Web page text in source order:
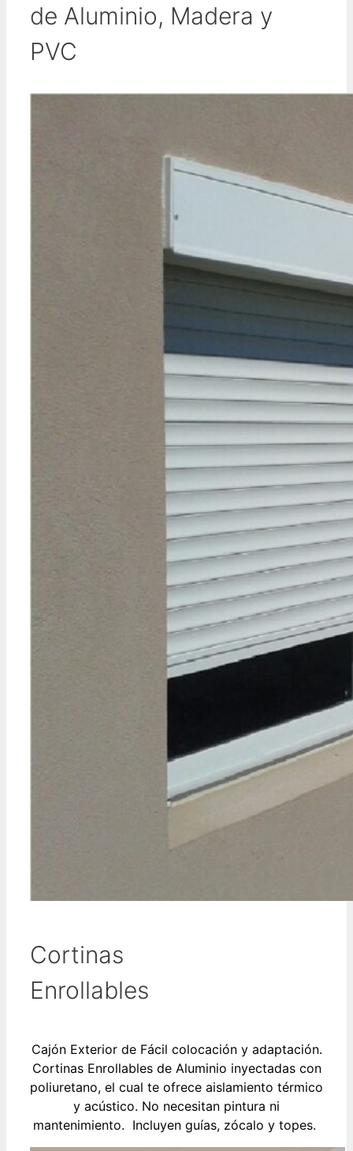
de Aluminio, Madera y
PVC
Cortinas
Enrollables
Cajón Exterior de Fácil colocación y adaptación.
Cortinas Enrollables de Aluminio inyectadas con
poliuretano, el cual te ofrece aislamiento térmico
y acústico. No necesitan pintura ni
mantenimiento. Incluyen guías, zócalo y topes.